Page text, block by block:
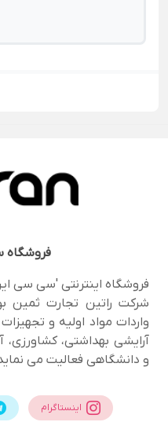
فروشگاه
فروشگاه اینترنتی 'سی سی
شرکت راتین تجارت ثمین
واردات مواد اولیه و
آرایشی بهداشتی،
و دانشگاهی فعالیت می
اینستاگرام